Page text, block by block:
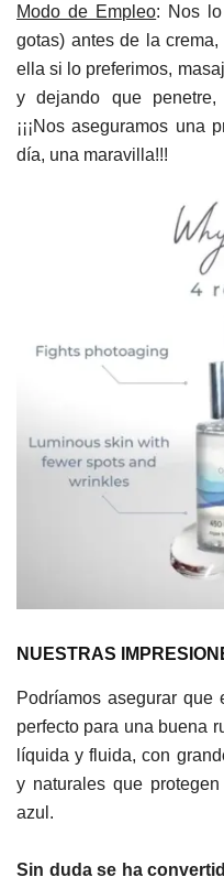
Modo de Empleo: Nos
gotas) antes de la
ella si lo preferimos,
y dejando que penetre,
¡¡¡Nos aseguramos una
día, una maravilla!!!
NUESTRAS
Podríamos asegurar que
perfecto para una buena
líquida y fluida, con
y naturales que
azul.
Sin duda se ha